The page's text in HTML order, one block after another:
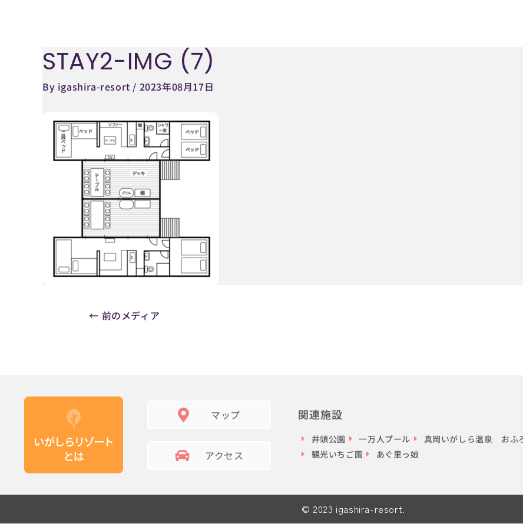
STAY2-IMG (7)
By igashira-resort / 2023年08月17日
Post
navigation
← 前のメディア
マップ
アクセス
関連施設
井頭公園 一万人プール 真岡いがしら温泉 おふ
観光いちご園
あぐ里っ娘
© 2023 igashira-resort.